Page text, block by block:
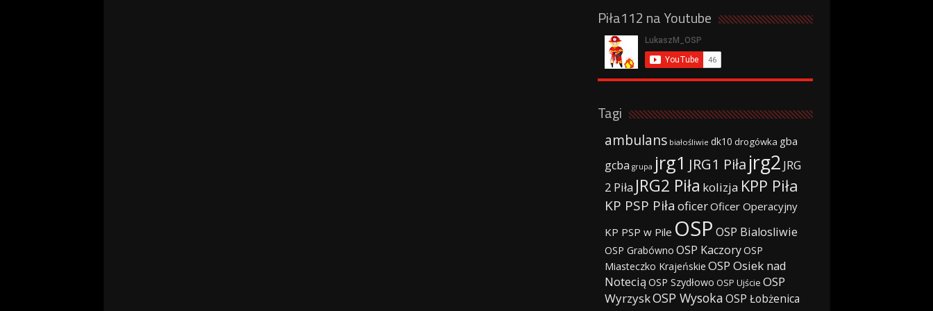
Piła112 na Youtube
Tagi
ambulans białośliwie dk10 drogówka gba
gcba grupa jrg1 JRG1 Piła jrg2 JRG
2 Piła JRG2 Piła kolizja KPP Piła
KP PSP Piła oficerOficer Operacyjny
KP PSP w Pile OSP OSP Bialosliwie
OSP Grabówno OSP KaczoryOSP
Miasteczko Krajeńskie OSP Osiek nad
Notecią OSP Szydłowo OSP Ujście OSP
WyrzyskOSP WysokaOSP Łobżenica